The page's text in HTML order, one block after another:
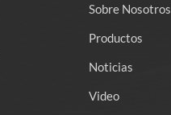
Sobre Nosotros
Productos
Noticias
Video